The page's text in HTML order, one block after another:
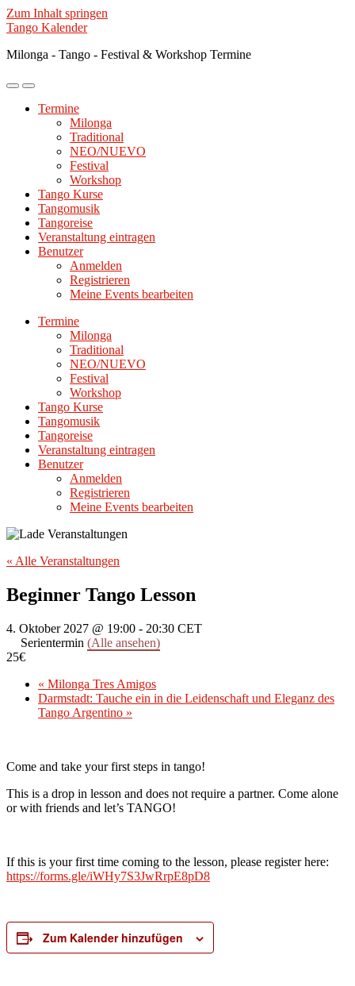
Zum Inhalt springen
Tango Kalender
Milonga - Tango - Festival & Workshop Termine
Mobile-
ein-/ausblenden
Suchfeld
ein-/ausblenden
Termine
Milonga
Traditional
NEO/NUEVO
Festival
Workshop
Tango Kurse
Tangomusik
Tangoreise
Veranstaltung eintragen
Benutzer
Anmelden
Registrieren
Meine Events bearbeiten
Termine
Milonga
Traditional
NEO/NUEVO
Festival
Workshop
Tango Kurse
Tangomusik
Tangoreise
Veranstaltung eintragen
Benutzer
Anmelden
Registrieren
Meine Events bearbeiten
« Alle Veranstaltungen
Beginner Tango Lesson
4. Oktober 2027 @ 19:00 - 20:30 CET
Serientermin (Alle ansehen)
25€
« Milonga Tres Amigos
Darmstadt: Tauche ein in die Leidenschaft und Eleganz des
Tango Argentino »
Come and take your first steps in tango!
This is a drop in lesson and does not require a partner. Come alone
or with friends and let’s TANGO!
If this is your first time coming to the lesson, please register here:
https://forms.gle/iWHy7S3JwRrpE8pD8
Zum Kalender hinzufügen